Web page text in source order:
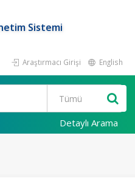
Sistemi
Araştırmacı Girişi English
Detaylı Arama